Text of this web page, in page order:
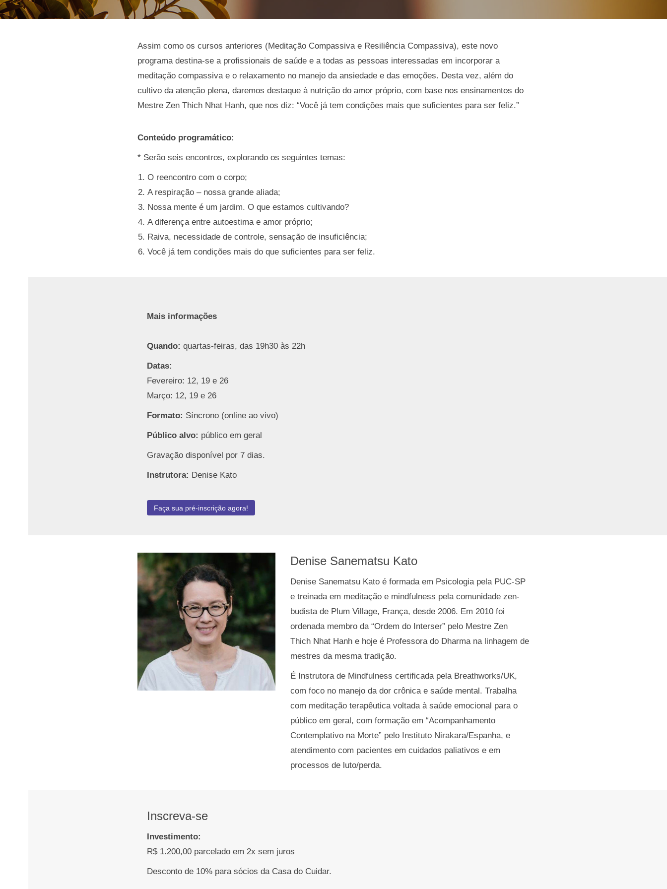
Assim como os cursos anteriores (Meditação Compassiva e Resiliência Compassiva), este novo
programa destina-se a profissionais de saúde e a todas as pessoas interessadas em incorporar a
meditação compassiva e o relaxamento no manejo da ansiedade e das emoções. Desta vez, além do
cultivo da atenção plena, daremos destaque à nutrição do amor próprio, com base nos ensinamentos do
Mestre Zen Thich Nhat Hanh, que nos diz: “Você já tem condições mais que suficientes para ser feliz.”
Conteúdo programático:
* Serão seis encontros, explorando os seguintes temas:
O reencontro com o corpo;
A respiração – nossa grande aliada;
Nossa mente é um jardim. O que estamos cultivando?
A diferença entre autoestima e amor próprio;
Raiva, necessidade de controle, sensação de insuficiência;
Você já tem condições mais do que suficientes para ser feliz.
Mais informações
Quando: quartas-feiras, das 19h30 às 22h
Datas:
Fevereiro: 12, 19 e 26
Março: 12, 19 e 26
Formato: Síncrono (online ao vivo)
Público alvo: público em geral
Gravação disponível por 7 dias.
Instrutora: Denise Kato
Faça sua pré-inscrição agora!
Denise Sanematsu Kato
Denise Sanematsu Kato é formada em Psicologia pela PUC-SP
e treinada em meditação e mindfulness pela comunidade zen-
budista de Plum Village, França, desde 2006. Em 2010 foi
ordenada membro da “Ordem do Interser” pelo Mestre Zen
Thich Nhat Hanh e hoje é Professora do Dharma na linhagem de
mestres da mesma tradição.
É Instrutora de Mindfulness certificada pela Breathworks/UK,
com foco no manejo da dor crônica e saúde mental. Trabalha
com meditação terapêutica voltada à saúde emocional para o
público em geral, com formação em “Acompanhamento
Contemplativo na Morte” pelo Instituto Nirakara/Espanha, e
atendimento com pacientes em cuidados paliativos e em
processos de luto/perda.
Inscreva-se
Investimento:
R$ 1.200,00 parcelado em 2x sem juros
Desconto de 10% para sócios da Casa do Cuidar.